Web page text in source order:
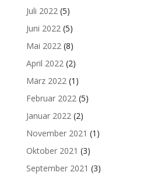
Juli 2022(5)
Juni 2022(5)
Mai 2022(8)
April 2022(2)
März 2022(1)
Februar 2022(5)
Januar 2022(2)
November 2021 (1)
Oktober 2021 (3)
September 2021 (3)